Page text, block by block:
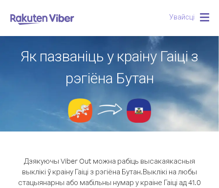
Увайсці
Як пазваніць у краіну Гаіці з
рэгіёна Бутан
Дзякуючы Viber Out можна рабіць высакаякасныя
выклікі ў краіну Гаіці з рэгіёна Бутан.Выклікі на любы
стацыянарны або мабільны нумар у краіне Гаіці ад 41.0